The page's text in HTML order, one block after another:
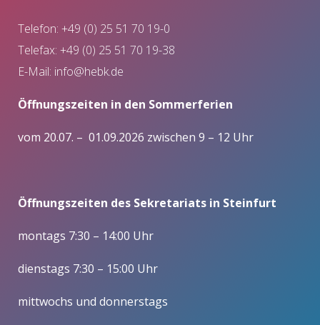
Telefon: +49 (0) 25 51 70 19-0
Telefax: +49 (0) 25 51 70 19-38
E-Mail: info@hebk.de
Öffnungszeiten in den Sommerferien
vom 20.07. – 01.09.2026 zwischen 9 – 12 Uhr
Öffnungszeiten des Sekretariats in Steinfurt
montags 7:30 – 14:00 Uhr
dienstags 7:30 – 15:00 Uhr
mittwochs und donnerstags